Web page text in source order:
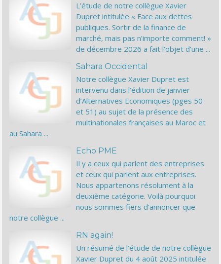
L’étude de notre collègue Xavier
Dupret intitulée « Face aux dettes
publiques. Sortir de la finance de
marché, mais pas n’importe comment! »
de décembre 2026 a fait l’objet d’une ...
Sahara Occidental
Notre collègue Xavier Dupret est
intervenu dans l’édition de janvier
d’Alternatives Economiques (pges 50
et 51) au sujet de la présence des
multinationales françaises au Maroc et
au Sahara ...
Echo PME
Il y a ceux qui parlent des entreprises
et ceux qui parlent aux entreprises.
Nous appartenons résolument à la
deuxième catégorie. Voilà pourquoi
nous sommes fiers d’annoncer que
notre collègue ...
RN again!
Un résumé de l’étude de notre collègue
Xavier Dupret du 4 août 2025 intitulée